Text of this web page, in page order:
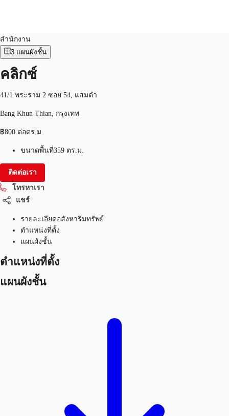
พื้นที่สำนักงาน
เฟล็กสเปซ
บทความที่น่าสนใจ
เกี่ยวกับ JLL
TH
+6626246471
สำนักงาน
3 แผนผังชั้น
คลิกซ์
41/1 พระราม 2 ซอย 54, แสมดำ
Bang Khun Thian, กรุงเทพ
฿800 ต่อตร.ม.
ขนาดพื้นที่359 ตร.ม.
ติดต่อเรา
โทรหาเรา
แชร์
รายละเอียดอสังหาริมทรัพย์
ตำแหน่งที่ตั้ง
แผนผังชั้น
ตำแหน่งที่ตั้ง
แผนผังชั้น